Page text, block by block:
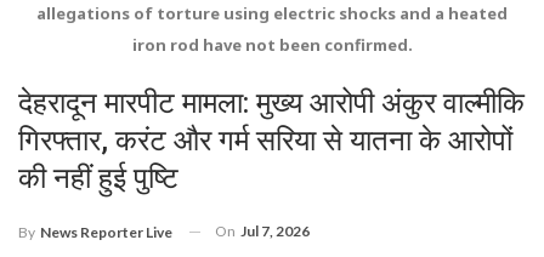
allegations of torture using electric shocks and a heated
iron rod have not been confirmed.
देहरादून मारपीट मामला: मुख्य आरोपी अंकुर वाल्मीकि
गिरफ्तार, करंट और गर्म सरिया से यातना के आरोपों
की नहीं हुई पुष्टि
By News Reporter Live On Jul 7, 2026